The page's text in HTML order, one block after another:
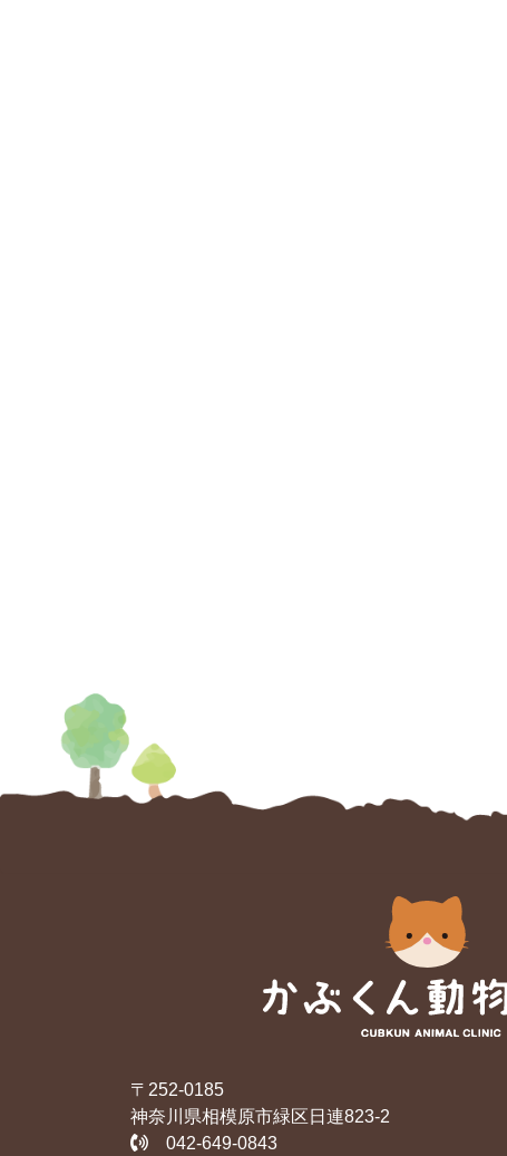
〒252-0185
神奈川県相模原市緑区日連823-2
042-649-0843